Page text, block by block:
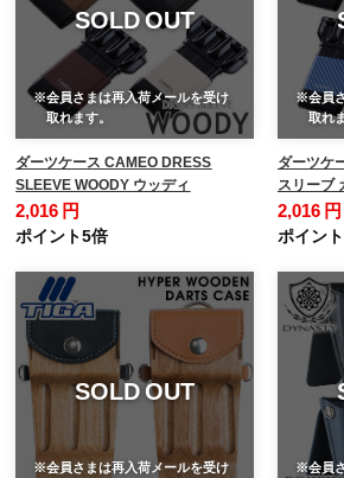
SOLD OUT
※会員さまは再入荷メールを受け
取れます。
ダーツケース CAMEO DRESS
SLEEVE WOODY ウッディ
2,016 円
ポイント5倍
※会員
取れ
ダーツケ
スリーブ
2,016 円
ポイン
SOLD OUT
※会員さまは再入荷メールを受け
※会員